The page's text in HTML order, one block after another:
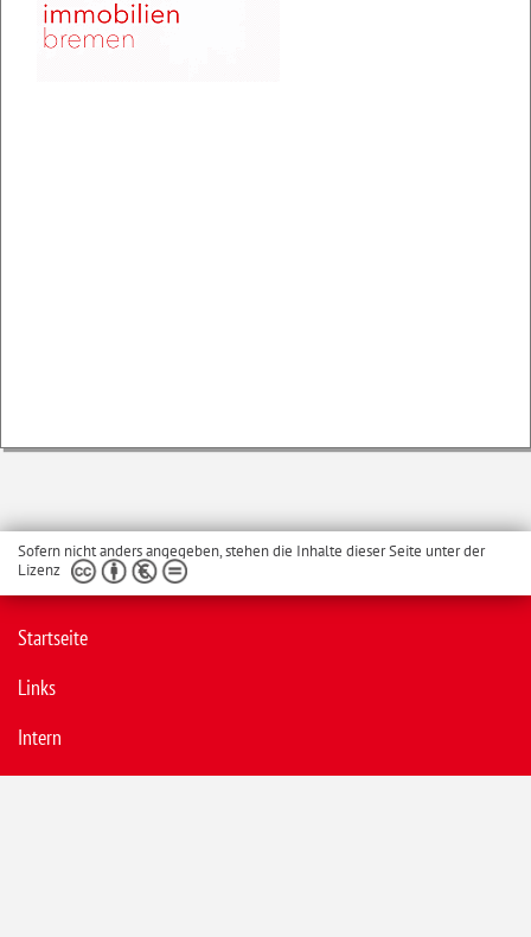
Sofern nicht anders angegeben, stehen die Inhalte dieser Seite unter der
Lizenz
Startseite
Links
Intern